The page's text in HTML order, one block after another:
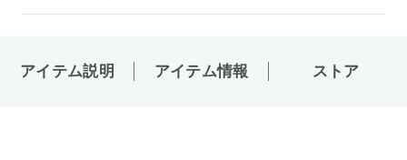
アイテム説明 アイテム情報 ストア